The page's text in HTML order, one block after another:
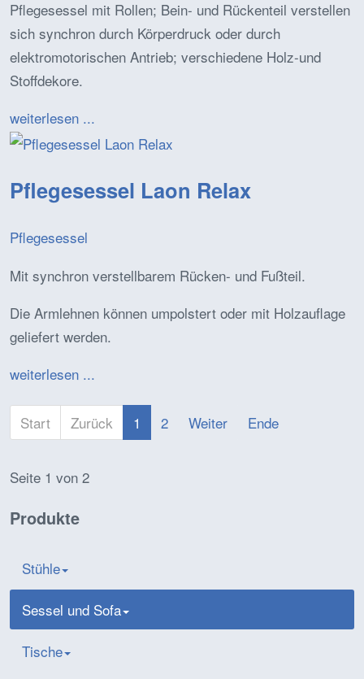
Pflegesessel mit Rollen; Bein- und Rückenteil verstellen
sich synchron durch Körperdruck oder durch
elektromotorischen Antrieb; verschiedene Holz-und
Stoffdekore.
weiterlesen ...
Pflegesessel Laon Relax
Pflegesessel
Mit synchron verstellbarem Rücken- und Fußteil.
Die Armlehnen können umpolstert oder mit Holzauflage
geliefert werden.
weiterlesen ...
Start Zurück 1 2 Weiter Ende
Seite 1 von 2
Produkte
Stühle
Sessel und Sofa
Tische